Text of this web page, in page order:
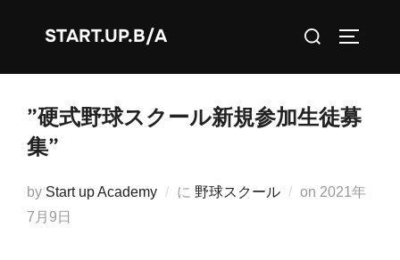
START.UP.B/A
検
対
”硬式野球スクール新規参加生徒募
集”
by Start up Academy に 野球スクール on 投
2021年
7月9日